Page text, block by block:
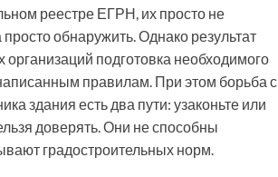
реестре ЕГРН, их просто не
обнаружить. Однако результат
подготовка необходимого
правилам. При этом борьба с
здания есть два пути: узаконьте или
доверять. Они не способны
градостроительных норм.